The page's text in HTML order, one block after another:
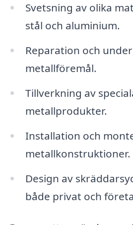
Svetsning av olika
stål och aluminium.
Reparation och
metallföremål.
Tillverkning av
metallprodukter.
Installation och
metallkonstruktioner.
Design av
både privat och